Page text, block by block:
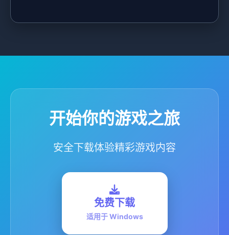
开始你的游戏之旅
安全下载体验精彩游戏内容
免费下载
适用于 Windows